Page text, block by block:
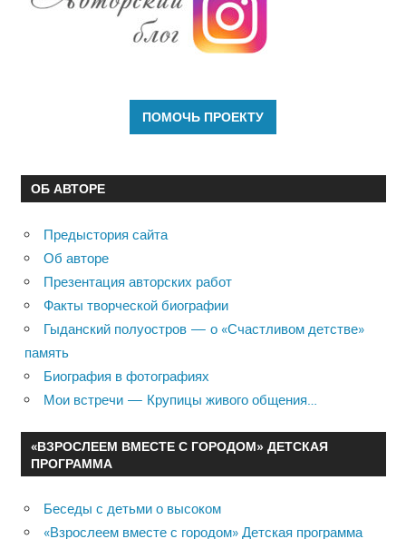
ОБ АВТОРЕ
Предыстория сайта
Об авторе
Презентация авторских работ
Факты творческой биографии
Гыданский полуостров — о «Счастливом детстве»
память
Биография в фотографиях
Мои встречи — Крупицы живого общения…
«ВЗРОСЛЕЕМ ВМЕСТЕ С ГОРОДОМ» ДЕТСКАЯ
ПРОГРАММА
Беседы с детьми о высоком
«Взрослеем вместе с городом» Детская программа